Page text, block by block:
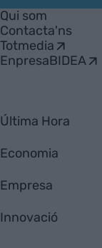
Empresa
Qui som
Contacta'ns
Totmedia
EnpresaBIDEA
Última Hora
Economia
Empresa
Innovació